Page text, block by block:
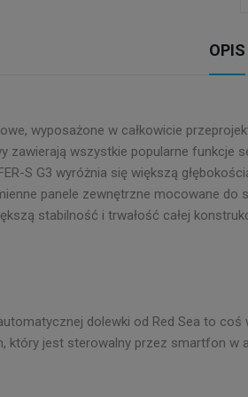
OPIS
wyposażone w całkowicie
zawierają wszystkie popularne funkcje
S G3 wyróżnia się większą
panele zewnętrzne mocowane
stabilność i trwałość całej
dolewki od Red Sea to
jest sterowalny przez smartfon w